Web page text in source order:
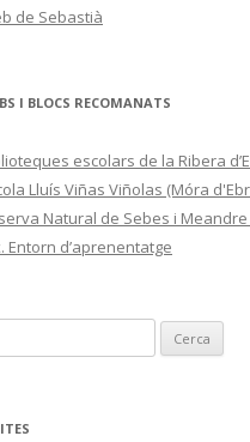
de Sebastià
I BLOCS RECOMANATS
escolars de la Ribera
Lluís Viñas Viñolas (Móra
Natural de Sebes i
Entorn d’aprenentatge